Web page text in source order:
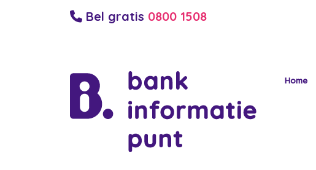
Bel gratis 0800 1508
Home